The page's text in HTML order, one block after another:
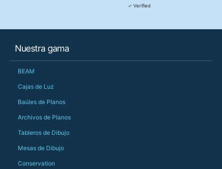
✓ Verified
Nuestra gama
BEAM
Cajas de Luz
Baúles de Planos
Archivos de Planos
Tableros de Dibujo
Mesas de Dibujo
Conservation